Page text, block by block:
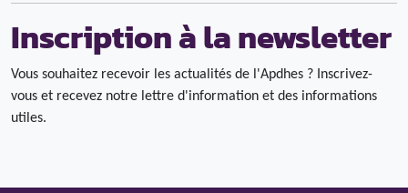
Inscription à la newsletter
Vous souhaitez recevoir les actualités de l'Apdhes ? Inscrivez-
vous et recevez notre lettre d'information et des informations
utiles.